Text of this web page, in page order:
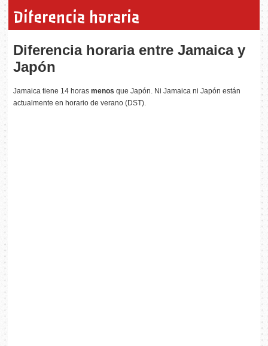
Diferencia horaria
Diferencia horaria entre Jamaica y
Japón
Jamaica tiene 14 horasmenos que Japón. Ni Jamaica ni Japón están
actualmente en horario de verano (DST).